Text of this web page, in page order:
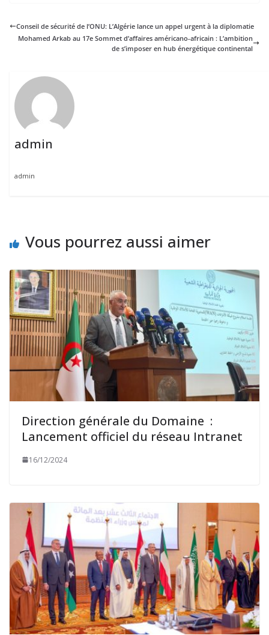
Conseil de sécurité de l’ONU: L’Algérie lance un appel urgent à la diplomatie
Mohamed Arkab au 17e Sommet d’affaires américano-africain : L’ambition
de s’imposer en hub énergétique continental
admin
admin
Vous pourrez aussi aimer
Direction générale du Domaine :
Lancement officiel du réseau Intranet
16/12/2024